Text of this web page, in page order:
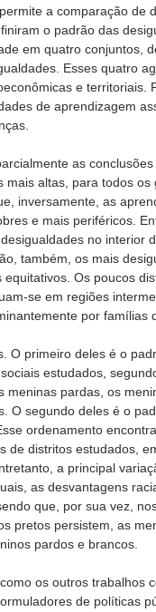
a comparação de
o padrão das
em quatro conjuntos,
Esses quatro
e territoriais.
de aprendizagem
as
altas, para todos
inversamente, as
e mais periféricos.
no interior
também, os mais
Os poucos
se em regiões
por famílias
O primeiro deles é o
estudados,
meninas pardas, os
O segundo deles é o
ordenamento
de distritos estudados,
a principal
as desvantagens
que, por sua vez,
pretos persistem, as
pardos e brancos.
os outros trabalhos
de políticas